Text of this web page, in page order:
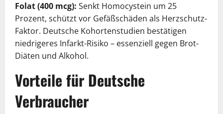
Folat (400 mcg): Senkt Homocystein um 25
Prozent, schützt vor Gefäßschäden als Herzschutz-
Faktor. Deutsche Kohortenstudien bestätigen
niedrigeres Infarkt-Risiko – essenziell gegen Brot-
Diäten und Alkohol.
Vorteile für Deutsche
Verbraucher